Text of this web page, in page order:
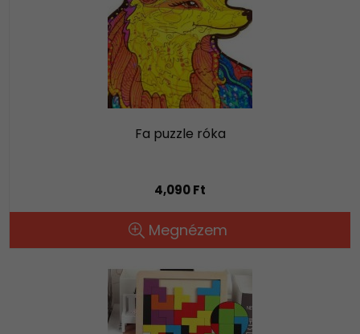
Fa puzzle róka
4,090 Ft
Megnézem